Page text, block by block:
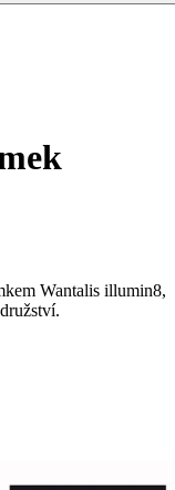
Wantalis illumin8,